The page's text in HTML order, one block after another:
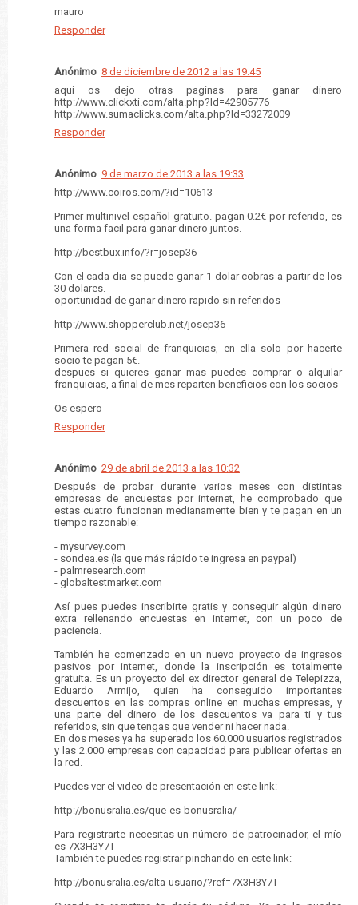
mauro
Responder
Anónimo 8 de diciembre de 2012 a las 19:45
aqui os dejo otras paginas para ganar dinero
http://www.clickxti.com/alta.php?Id=42905776
http://www.sumaclicks.com/alta.php?Id=33272009
Responder
Anónimo 9 de marzo de 2013 a las 19:33
http://www.coiros.com/?id=10613
Primer multinivel español gratuito. pagan 0.2€ por referido, es
una forma facil para ganar dinero juntos.
http://bestbux.info/?r=josep36
Con el cada dia se puede ganar 1 dolar cobras a partir de los
30 dolares.
oportunidad de ganar dinero rapido sin referidos
http://www.shopperclub.net/josep36
Primera red social de franquicias, en ella solo por hacerte
socio te pagan 5€.
despues si quieres ganar mas puedes comprar o alquilar
franquicias, a final de mes reparten beneficios con los socios
Os espero
Responder
Anónimo 29 de abril de 2013 a las 10:32
Después de probar durante varios meses con distintas
empresas de encuestas por internet, he comprobado que
estas cuatro funcionan medianamente bien y te pagan en un
tiempo razonable:
- mysurvey.com
- sondea.es (la que más rápido te ingresa en paypal)
- palmresearch.com
- globaltestmarket.com
Así pues puedes inscribirte gratis y conseguir algún dinero
extra rellenando encuestas en internet, con un poco de
paciencia.
También he comenzado en un nuevo proyecto de ingresos
pasivos por internet, donde la inscripción es totalmente
gratuita. Es un proyecto del ex director general de Telepizza,
Eduardo Armijo, quien ha conseguido importantes
descuentos en las compras online en muchas empresas, y
una parte del dinero de los descuentos va para ti y tus
referidos, sin que tengas que vender ni hacer nada.
En dos meses ya ha superado los 60.000 usuarios registrados
y las 2.000 empresas con capacidad para publicar ofertas en
la red.
Puedes ver el video de presentación en este link:
http://bonusralia.es/que-es-bonusralia/
Para registrarte necesitas un número de patrocinador, el mío
es 7X3H3Y7T
También te puedes registrar pinchando en este link:
http://bonusralia.es/alta-usuario/?ref=7X3H3Y7T